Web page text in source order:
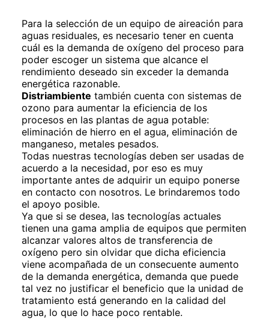
Para la selección de un equipo de aireación para
aguas residuales, es necesario tener en cuenta
cuál es la demanda de oxígeno del proceso para
poder escoger un sistema que alcance el
rendimiento deseado sin exceder la demanda
energética razonable.
Distriambiente también cuenta con sistemas de
ozono para aumentar la eficiencia de los
procesos en las plantas de agua potable:
eliminación de hierro en el agua, eliminación de
manganeso, metales pesados.
Todas nuestras tecnologías deben ser usadas de
acuerdo a la necesidad, por eso es muy
importante antes de adquirir un equipo ponerse
en contacto con nosotros. Le brindaremos todo
el apoyo posible.
Ya que si se desea, las tecnologías actuales
tienen una gama amplia de equipos que permiten
alcanzar valores altos de transferencia de
oxígeno pero sin olvidar que dicha eficiencia
viene acompañada de un consecuente aumento
de la demanda energética, demanda que puede
tal vez no justificar el beneficio que la unidad de
tratamiento está generando en la calidad del
agua, lo que lo hace poco rentable.